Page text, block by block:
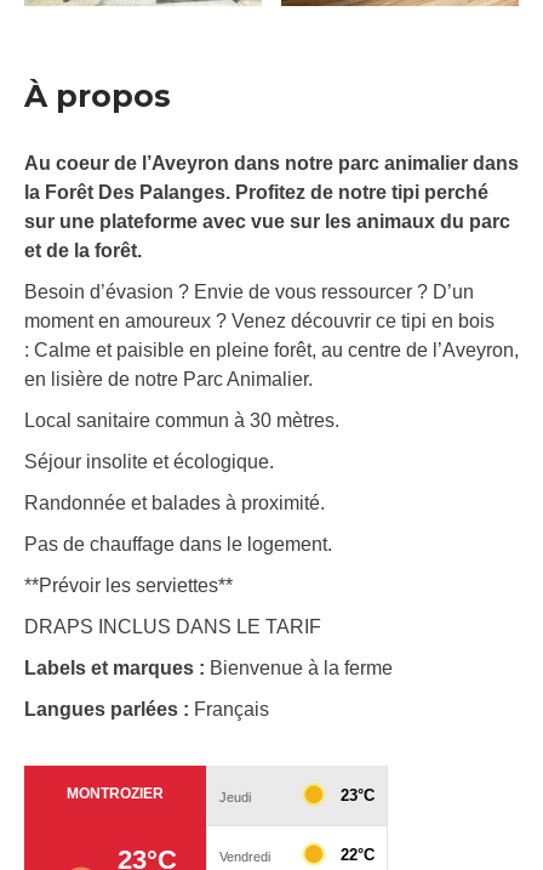
À propos
Au coeur de l’Aveyron dans notre parc animalier dans
la Forêt Des Palanges. Profitez de notre tipi perché
sur une plateforme avec vue sur les animaux du parc
et de la forêt.
Besoin d’évasion ? Envie de vous ressourcer ? D’un
moment en amoureux ? Venez découvrir ce tipi en bois
: Calme et paisible en pleine forêt, au centre de l’Aveyron,
en lisière de notre Parc Animalier.
Local sanitaire commun à 30 mètres.
Séjour insolite et écologique.
Randonnée et balades à proximité.
Pas de chauffage dans le logement.
**Prévoir les serviettes**
DRAPS INCLUS DANS LE TARIF
Labels et marques : Bienvenue à la ferme
Langues parlées : Français